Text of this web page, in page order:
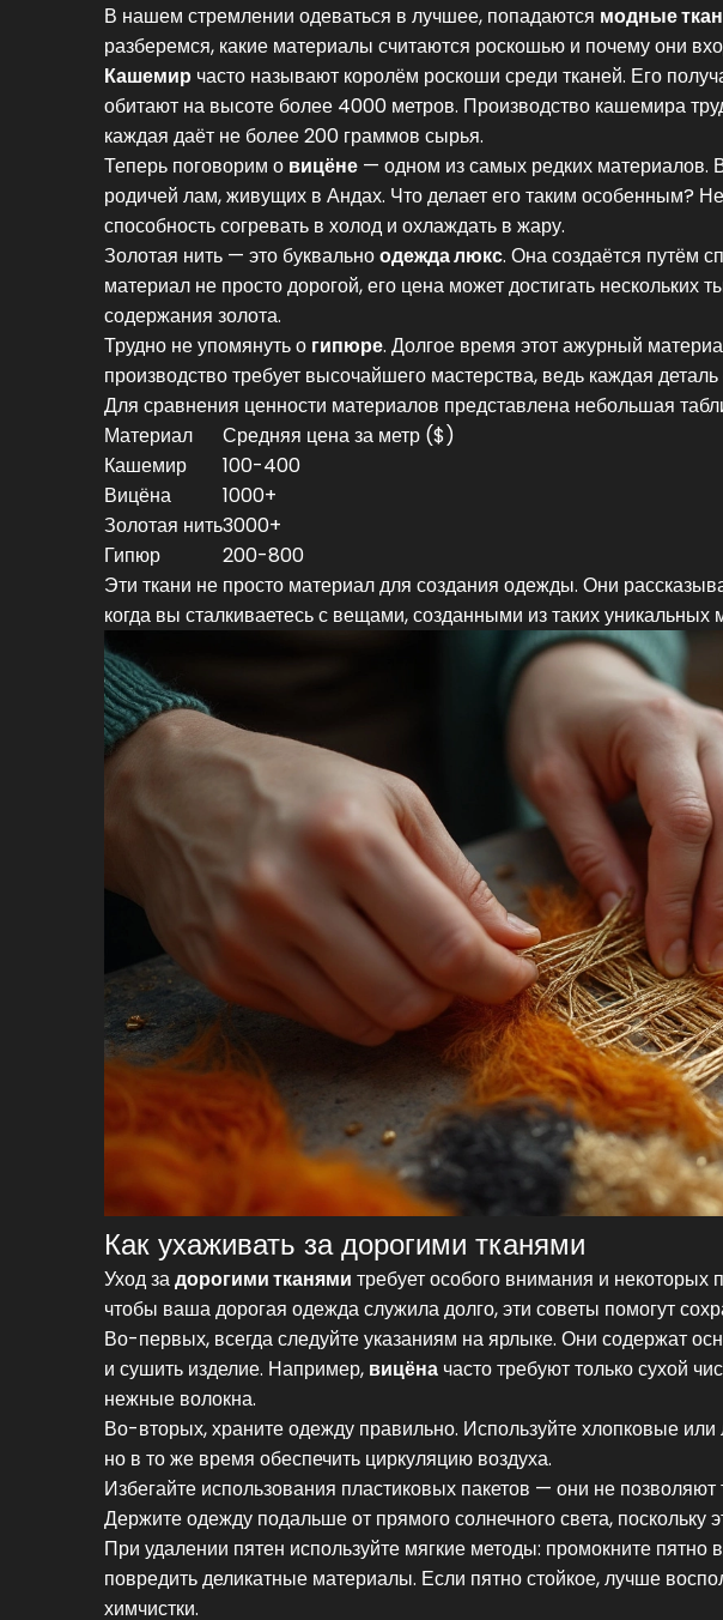
В нашем стремлении одеваться в лучшее, попадаются модные
разберемся, какие материалы считаются роскошью и почему они
Кашемир часто называют королём роскоши среди тканей. Его
обитают на высоте более 4000 метров. Производство кашемира
каждая даёт не более 200 граммов сырья.
Теперь поговорим о вицёне — одном из самых редких материалов.
родичей лам, живущих в Андах. Что делает его таким особенным?
способность согревать в холод и охлаждать в жару.
Золотая нить — это буквальноодежда люкс. Она создаётся путём
материал не просто дорогой, его цена может достигать нескольких
содержания золота.
Трудно не упомянуть о гипюре. Долгое время этот ажурный
производство требует высочайшего мастерства, ведь каждая
Для сравнения ценности материалов представлена небольшая
Материал
Средняя цена за метр ($)
Кашемир
100-400
Вицёна
1000+
Золотая нить3000+
Гипюр
200-800
Эти ткани не просто материал для создания одежды. Они
когда вы сталкиваетесь с вещами, созданными из таких
Как ухаживать за дорогими тканями
Уход задорогими тканями требует особого внимания и
чтобы ваша дорогая одежда служила долго, эти советы помогут
Во-первых, всегда следуйте указаниям на ярлыке. Они содержат
и сушить изделие. Например, вицёна часто требуют только сухой
нежные волокна.
Во-вторых, храните одежду правильно. Используйте хлопковые
но в то же время обеспечить циркуляцию воздуха.
Избегайте использования пластиковых пакетов — они не позволяют
Держите одежду подальше от прямого солнечного света, поскольку
При удалении пятен используйте мягкие методы: промокните пятно
повредить деликатные материалы. Если пятно стойкое, лучше
химчистки.